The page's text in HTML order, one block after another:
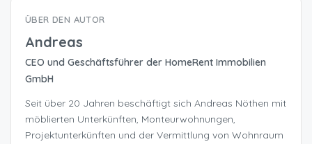
ÜBER DEN AUTOR
Andreas
CEO und Geschäftsführer der HomeRent Immobilien
GmbH
Seit über 20 Jahren beschäftigt sich Andreas Nöthen mit
möblierten Unterkünften, Monteurwohnungen,
Projektunterkünften und der Vermittlung von Wohnraum